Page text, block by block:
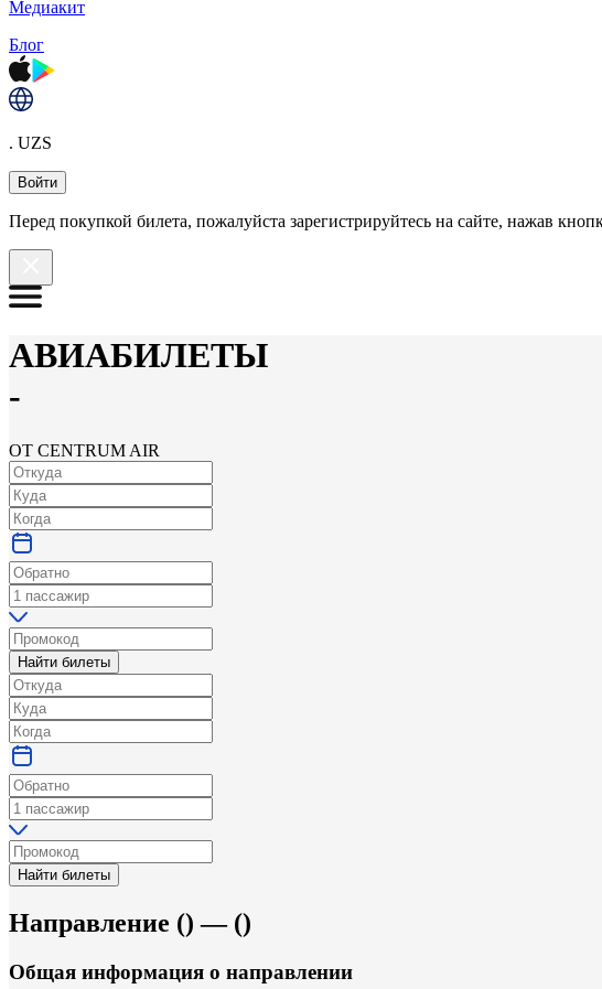
Медиакит
Блог
. UZS
Войти
Перед покупкой билета, пожалуйста зарегистрируйтесь на сайте, нажав
АВИАБИЛЕТЫ
-
ОТ CENTRUM AIR
Найти билеты
Найти билеты
Направление () — ()
Общая информация о направлении